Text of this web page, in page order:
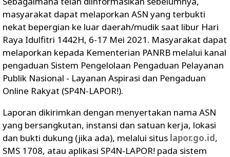
masyarakat dapat melaporkan ASN yang terbukti
nekat bepergian ke luar daerah/mudik saat libur Hari
Raya Idulfitri 1442H, 6-17 Mei 2021. Masyarakat dapat
melaporkan kepada Kementerian PANRB melalui kanal
pengaduan Sistem Pengelolaan Pengaduan Pelayanan
Publik Nasional - Layanan Aspirasi dan Pengaduan
Online Rakyat (SP4N-LAPOR!).
Laporan dikirimkan dengan menyertakan nama ASN
yang bersangkutan, instansi dan satuan kerja, lokasi
dan bukti dukung (jika ada), melalui situs lapor.go.id,
SMS 1708, atau aplikasi SP4N-LAPOR! pada sistem